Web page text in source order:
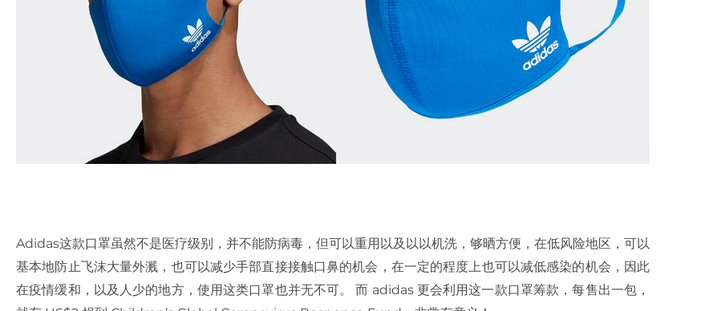
Adidas这款口罩虽然不是医疗级别，并不能防病毒，但可以重用以及以以机洗，够晒方便，在低风险地区，可以
基本地防止飞沫大量外溅，也可以减少手部直接接触口鼻的机会，在一定的程度上也可以减低感染的机会，因此
在疫情缓和，以及人少的地方，使用这类口罩也并无不可。而 adidas 更会利用这一款口罩筹款，每售出一包，